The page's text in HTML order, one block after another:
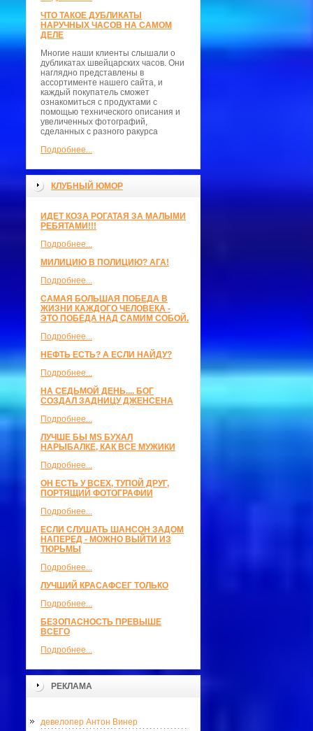
ЧТО ТАКОЕ ДУБЛИКАТЫ
НАРУЧНЫХ ЧАСОВ НА САМОМ
ДЕЛЕ
Многие наши клиенты слышали о
дубликатах швейцарских часов. Они
наглядно представлены в
ассортименте нашего сайта, и
каждый покупатель сможет
ознакомиться с продуктами с
помощью технического описания и
увеличенных фотографий,
сделанных с разного ракурса
Подробнее...
КЛУБНЫЙ ЮМОР
ИДЕТ КОЗА РОГАТАЯ ЗА МАЛЫМИ
РЕБЯТАМИ!!!
Подробнее...
МИЛИЦИЮ В ПОЛИЦИЮ? АГА!
Подробнее...
САМАЯ БОЛЬШАЯ ПОБЕДА В
ЖИЗНИ КАЖДОГО ЧЕЛОВЕКА -
ЭТО ПОБЕДА НАД САМИМ СОБОЙ.
Подробнее...
НЕФТЬ ЕСТЬ? А ЕСЛИ НАЙДУ?
Подробнее...
НА СЕДЬМОЙ ДЕНЬ.... БОГ
СОЗДАЛ ЗАДНИЦУ ДЖЕНСЕНА
Подробнее...
ЛУЧШЕ БЫ MS БУХАЛ
НАРЫБАЛКЕ, КАК ВСЕ МУЖИКИ
Подробнее...
ОН ЕСТЬ У ВСЕХ, ТУПОЙ ДРУГ,
ПОРТЯЩИЙ ФОТОГРАФИИ
Подробнее...
ЕСЛИ СЛУШАТЬ ШАНСОН ЗАДОМ
НАПЕРЕД - МОЖНО ВЫЙТИ ИЗ
ТЮРЬМЫ
Подробнее...
ЛУЧШИЙ КРАСАФСЕГ ТОЛЬКО
Подробнее...
БЕЗОПАСНОСТЬ ПРЕВЫШЕ
ВСЕГО
Подробнее...
РЕКЛАМА
девелопер Антон Винер